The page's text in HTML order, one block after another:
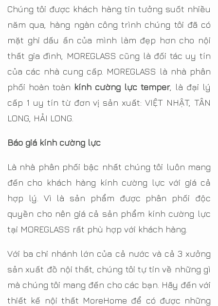
Chúng tôi được khách hàng tin tưởng suốt nhiều
năm qua, hàng ngàn công trình chúng tôi đã có
mặt ghi dấu ấn của mình làm đẹp hơn cho nội
thất gia đình, MOREGLASS cũng là đối tác uy tín
của các nhà cung cấp. MOREGLASS là nhà phân
phối hoàn toàn kính cường lực temper, là đại lý
cấp 1 uy tín từ đơn vị sản xuất: VIỆT NHẬT, TÂN
LONG, HẢI LONG.
Báo giá kính cường lực
Là nhà phân phối bậc nhất chúng tôi luôn mang
đến cho khách hàng kính cường lực với giá cả
hợp lý. Vì là sản phẩm được phân phối độc
quyền cho nên giá cả sản phẩm kính cường lực
tại MOREGLASS rất phù hợp với khách hàng.
Với ba chi nhánh lớn của cả nước và cả 3 xưởng
sản xuất đồ nội thất, chúng tôi tự tin về những gì
mà chúng tôi mang đến cho các bạn. Hãy đến với
thiết kế nội thất MoreHome để có được những